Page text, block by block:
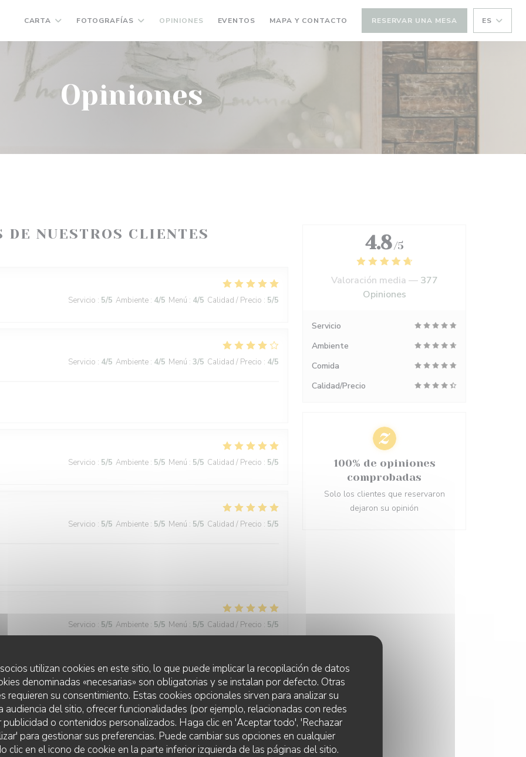
utilizan cookies en este sitio, lo que puede implicar la recopilación de datos
denominadas «necesarias» son obligatorias y se instalan por defecto. Otras
requieren su consentimiento. Estas cookies opcionales sirven para analizar su
audiencia del sitio, ofrecer funcionalidades (por ejemplo, relacionadas con redes
publicidad o contenidos personalizados. Haga clic en 'Aceptar todo', 'Rechazar
para gestionar sus preferencias. Puede cambiar sus opciones en cualquier
clic en el icono de cookie en la parte inferior izquierda de las páginas del sitio.
CARTA FOTOGRAFÍAS OPINIONES EVENTOS MAPA Y CONTACTO RESERVAR UNA MESA ES
Opiniones
DE NUESTROS CLIENTES
Servicio : 5/5 Ambiente : 4/5 Menú : 4/5 Calidad / Precio : 5/5
Servicio : 4/5 Ambiente : 4/5 Menú : 3/5 Calidad / Precio : 4/5
Servicio : 5/5 Ambiente : 5/5 Menú : 5/5 Calidad / Precio : 5/5
Servicio : 5/5 Ambiente : 5/5 Menú : 5/5 Calidad / Precio : 5/5
Servicio : 5/5 Ambiente : 5/5 Menú : 5/5 Calidad / Precio : 5/5
Servicio:5/5 Ambiente: 5/5 Menú: 5/5 Calidad / Precio : 5/5
4.8 /5
Valoración media — 377
Opiniones
Servicio
Ambiente
Comida
Calidad/Precio
100% de opiniones
comprobadas
Solo los clientes que reservaron
dejaron su opinión
LA TABLE DE LA FONTAINE